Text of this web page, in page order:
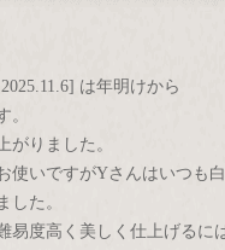
は年明けから
。
がりました。
いですがYさんはいつも白
した。
易度高く美しく仕上げるに